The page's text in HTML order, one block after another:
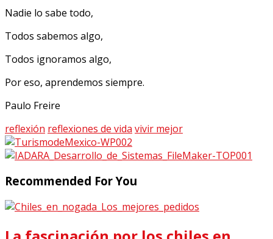
Nadie lo sabe todo,
Todos sabemos algo,
Todos ignoramos algo,
Por eso, aprendemos siempre.
Paulo Freire
reflexión reflexiones de vida vivir mejor
Recommended For You